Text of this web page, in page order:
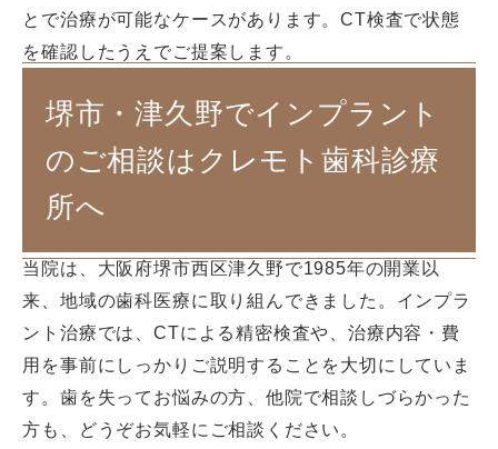
とで治療が可能なケースがあります。CT検査で状態
を確認したうえでご提案します。
堺市・津久野でインプラント
のご相談はクレモト歯科診療
所へ
当院は、大阪府堺市西区津久野で1985年の開業以
来、地域の歯科医療に取り組んできました。インプラ
ント治療では、CTによる精密検査や、治療内容・費
用を事前にしっかりご説明することを大切にしていま
す。歯を失ってお悩みの方、他院で相談しづらかった
方も、どうぞお気軽にご相談ください。